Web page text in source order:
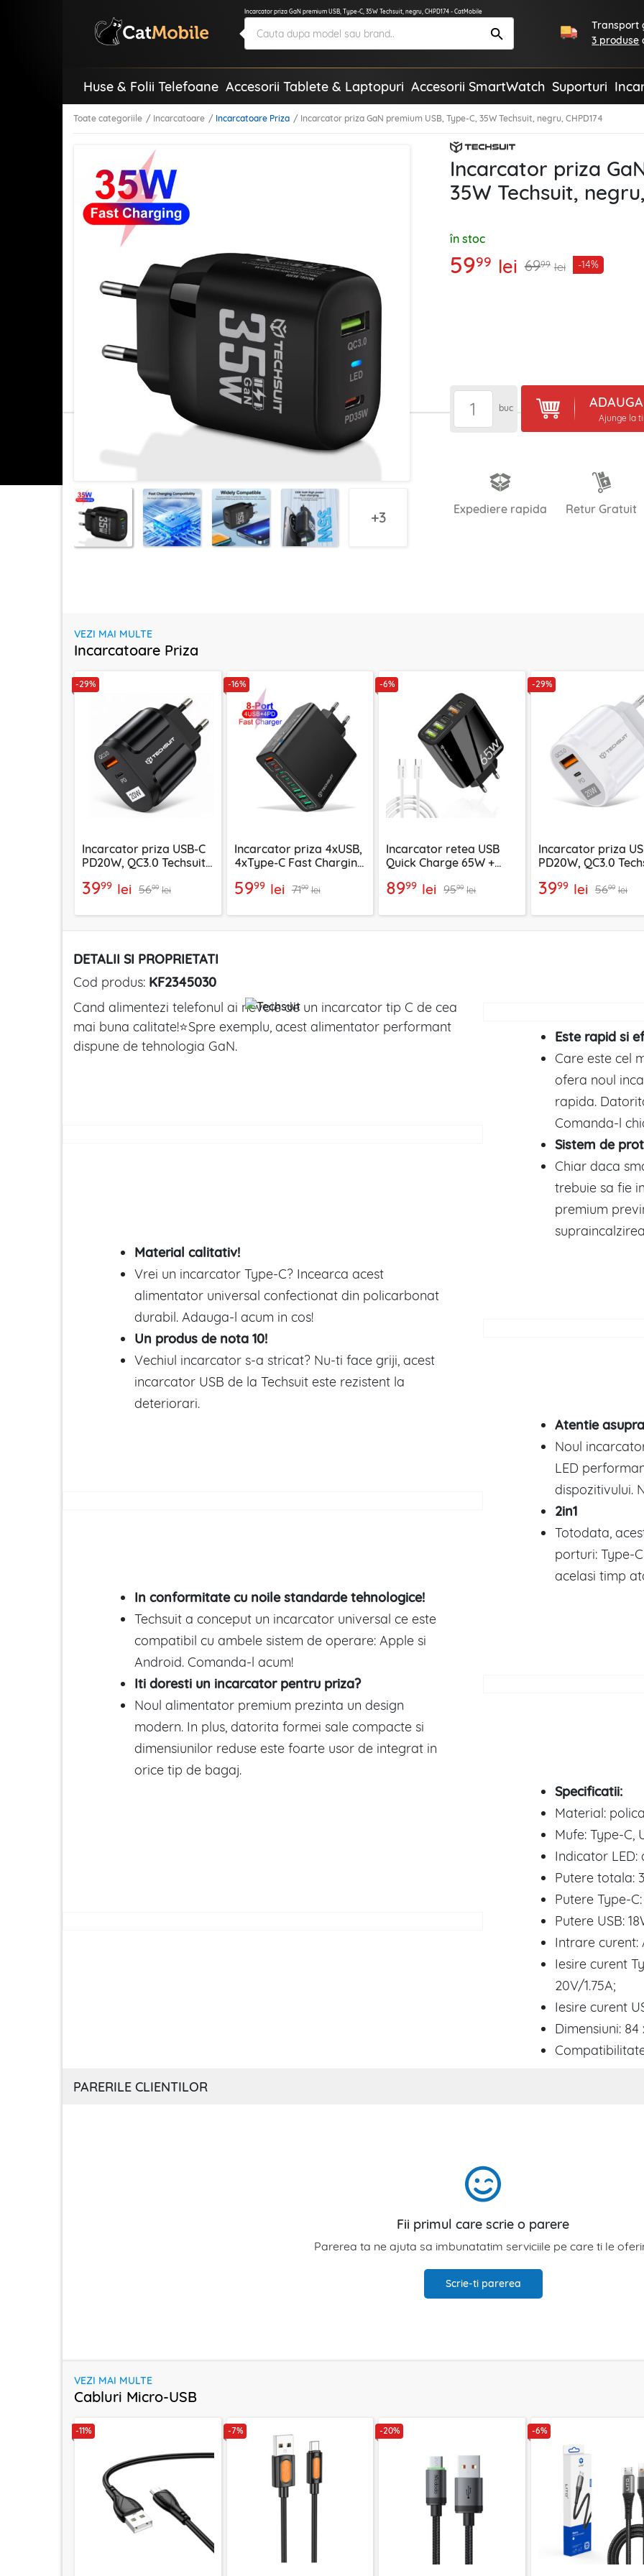
Incarcator priza GaN premium USB, Type-C, 35W Techsuit, negru, CHPD174 - CatMobile
Transport
3 produse
Huse & Folii Telefoane Accesorii Tablete & Laptopuri Accesorii SmartWatch Suporturi
Toate categoriile Incarcatoare Incarcatoare Priza Incarcator priza GaN premium USB, Type-C, 35W Techsuit, negru, CHPD174
3
Incarcator priza
35W Techsuit,
în stoc
5999 lei 6999 lei -14%
buc
Ajunge la
Expediere rapida Retur Gratuit
VEZI MAI MULTE
Incarcatoare Priza
-29%
Incarcator priza USB-C
PD20W, QC3.0 Techsuit
CHPD038
3999 lei 5699 lei
-16%
Incarcator priza 4xUSB,
4xType-C Fast Charging
negru, CHPD224
5999 lei 7199 lei
-6%
Incarcator retea USB
Quick Charge 65W +
negru, CHC2
8999 lei 9599 lei
-29%
Incarcator priza
PD20W, QC3.0
CHPD038
3999 lei 5699 lei
DETALII SI PROPRIETATI
Cod produs: KF2345030
Cand alimentezi telefonul ai nevoie de un incarcator tip C de cea
mai buna calitate!⭐Spre exemplu, acest alimentator performant
dispune de tehnologia GaN.
Este rapid si
Care este cel
ofera noul
rapida.
Comanda-l
Sistem de
Chiar daca
trebuie sa fie
premium
Material calitativ!
Vrei un incarcator Type-C? Incearca acest
alimentator universal confectionat din policarbonat
durabil. Adauga-l acum in cos!
Un produs de nota 10!
Vechiul incarcator s-a stricat? Nu-ti face griji, acest
incarcator USB de la Techsuit este rezistent la
deteriorari.
Atentie
Noul
LED
dispozitivului.
2in1
Totodata,
porturi: Type-
acelasi timp
In conformitate cu noile standarde tehnologice!
Techsuit a conceput un incarcator universal ce este
compatibil cu ambele sistem de operare: Apple si
Android. Comanda-l acum!
Iti doresti un incarcator pentru priza?
Noul alimentator premium prezinta un design
modern. In plus, datorita formei sale compacte si
dimensiunilor reduse este foarte usor de integrat in
orice tip de bagaj.
Specificatii:
Material:
Mufe: Type-C,
Indicator LED:
Putere totala:
Putere Type-
Putere USB:
Intrare curent:
Iesire curent
20V/1.75A;
Iesire curent
Dimensiuni: 84
PARERILE CLIENTILOR
Fii primul care scrie o parere
Parerea ta ne ajuta sa imbunatatim serviciile pe care ti le
Scrie-ti parerea
VEZI MAI MULTE
Cabluri Micro-USB
-11% -7% -20% -6%